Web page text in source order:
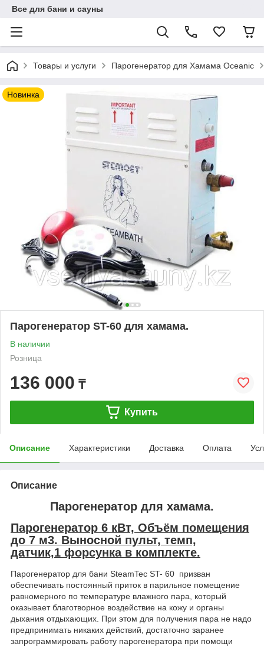
Все для бани и сауны
Товары и услуги Парогенератор для Хамама Oceanic
Новинка
Парогенератор ST-60 для хамама.
В наличии
Розница
136 000 ₸
Купить
Описание Характеристики Доставка Оплата
Описание
Парогенератор для хамама.
Парогенератор 6 кВт, Объём помещения
до 7 м3. Выносной пульт, темп,
датчик,1 форсунка в комплекте.
Парогенератор для бани SteamTec ST- 60 призван
обеспечивать постоянный приток в парильное помещение
равномерного по температуре влажного пара, который
оказывает благотворное воздействие на кожу и органы
дыхания отдыхающих. При этом для получения пара не надо
предпринимать никаких действий, достаточно заранее
запрограммировать работу парогенератора при помощи